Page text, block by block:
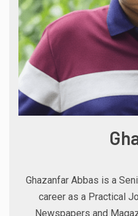
Ghazanfar Abbas is a
career as a Practical
Newspapers and